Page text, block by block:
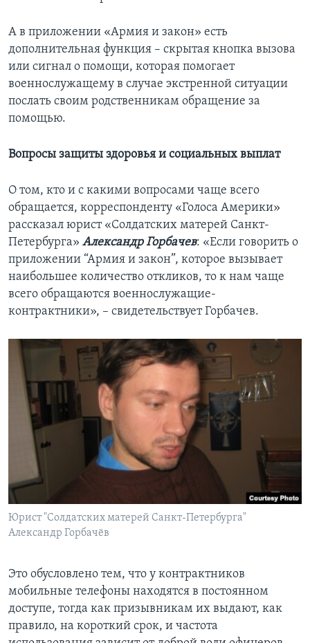
А в приложении «Армия и закон» есть
дополнительная функция – скрытая кнопка вызова
или сигнал о помощи, которая помогает
военнослужащему в случае экстренной ситуации
послать своим родственникам обращение за
помощью.
Вопросы защиты здоровья и социальных выплат
О том, кто и с какими вопросами чаще всего
обращается, корреспонденту «Голоса Америки»
рассказал юрист «Солдатских матерей Санкт-
Петербурга» Александр Горбачев: «Если говорить о
приложении “Армия и закон”, которое вызывает
наибольшее количество откликов, то к нам чаще
всего обращаются военнослужащие-
контрактники», – свидетельствует Горбачев.
Юрист "Солдатских матерей Санкт-Петербурга"
Александр Горбачёв
Это обусловлено тем, что у контрактников
мобильные телефоны находятся в постоянном
доступе, тогда как призывникам их выдают, как
правило, на короткий срок, и частота